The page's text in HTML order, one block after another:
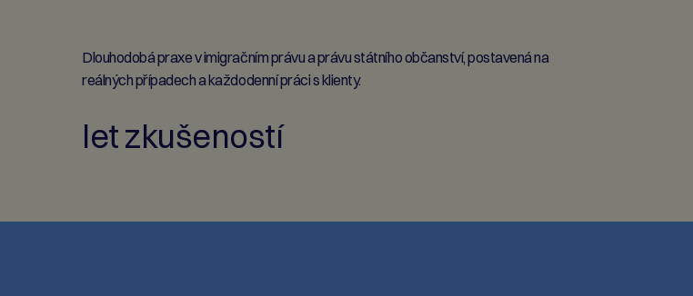
Dlouhodobá praxe v imigračním právu a právu státního občanství, postavená na
reálných případech a každodenní práci s klienty.
let zkušeností